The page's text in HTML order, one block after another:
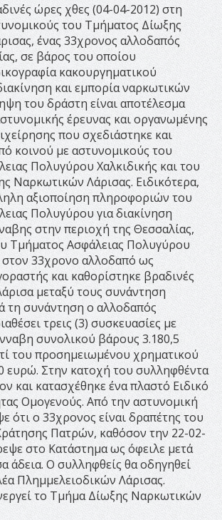
ώρες χθες (04-04-2012) στη
του Τμήματος Δίωξης
ένας 33χρονος αλλοδαπός
σε βάρος του οποίου
κακουργηματικού
και εμπορία ναρκωτικών
του δράστη είναι αποτέλεσμα
έρευνας και οργανωμένης
που σχεδιάστηκε και
κοινού με αστυνομικούς του
Πολυγύρου Χαλκιδικής και του
Ναρκωτικών Λάρισας. Ειδικότερα,
αξιοποίηση πληροφοριών του
Πολυγύρου για διακίνηση
στην περιοχή της Θεσσαλίας,
Τμήματος Ασφάλειας Πολυγύρου
33χρονο αλλοδαπό ως
και καθορίστηκε βραδινές
μεταξύ τους συνάντηση
τη συνάντηση ο αλλοδαπός
τρεις (3) συσκευασίες με
συνολικού βάρους 3.180,5
του προσημειωμένου χρηματικού
ευρώ. Στην κατοχή του συλληφθέντα
και κατασχέθηκε ένα πλαστό Ειδικό
Ομογενούς. Από την αστυνομική
ότι ο 33χρονος είναι δραπέτης του
Πατρών, καθόσον την 22-02-
στο Κατάστημα ως όφειλε μετά
άδεια. Ο συλληφθείς θα οδηγηθεί
Πλημμελειοδικών Λάρισας.
το Τμήμα Δίωξης Ναρκωτικών